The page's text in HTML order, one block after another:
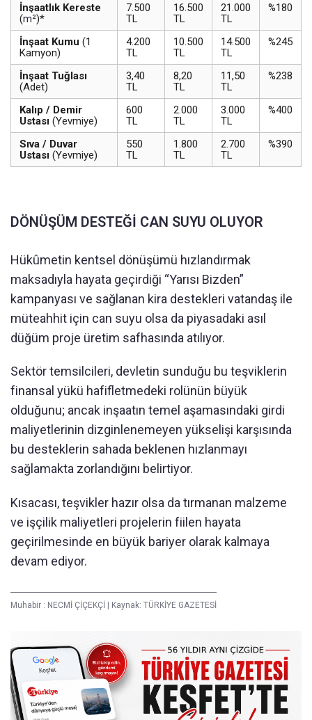
İnşaatlık Kereste
(m²)*
7.500
TL
16.500
TL
21.000
TL
%180
İnşaat Kumu (1
Kamyon)
4.200
TL
10.500
TL
14.500
TL
%245
İnşaat Tuğlası
(Adet)
3,40
TL
8,20
TL
11,50
TL
%238
Kalıp / Demir
Ustası (Yevmiye)
600
TL
2.000
TL
3.000
TL
%400
Sıva / Duvar
Ustası (Yevmiye)
550
TL
1.800
TL
2.700
TL
%390
DÖNÜŞÜM DESTEĞİ CAN SUYU OLUYOR
Hükûmetin kentsel dönüşümü hızlandırmak
maksadıyla hayata geçirdiği “Yarısı Bizden”
kampanyası ve sağlanan kira destekleri vatandaş ile
müteahhit için can suyu olsa da piyasadaki asıl
düğüm proje üretim safhasında atılıyor.
Sektör temsilcileri, devletin sunduğu bu teşviklerin
finansal yükü hafifletmedeki rolünün büyük
olduğunu; ancak inşaatın temel aşamasındaki girdi
maliyetlerinin dizginlenemeyen yükselişi karşısında
bu desteklerin sahada beklenen hızlanmayı
sağlamakta zorlandığını belirtiyor.
Kısacası, teşvikler hazır olsa da tırmanan malzeme
ve işçilik maliyetleri projelerin fiilen hayata
geçirilmesinde en büyük bariyer olarak kalmaya
devam ediyor.
Muhabir : NECMİ ÇİÇEKÇİ | Kaynak: TÜRKİYE GAZETESİ